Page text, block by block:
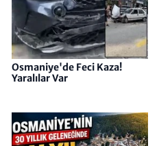
Osmaniye'de Feci Kaza!
Yaralılar Var